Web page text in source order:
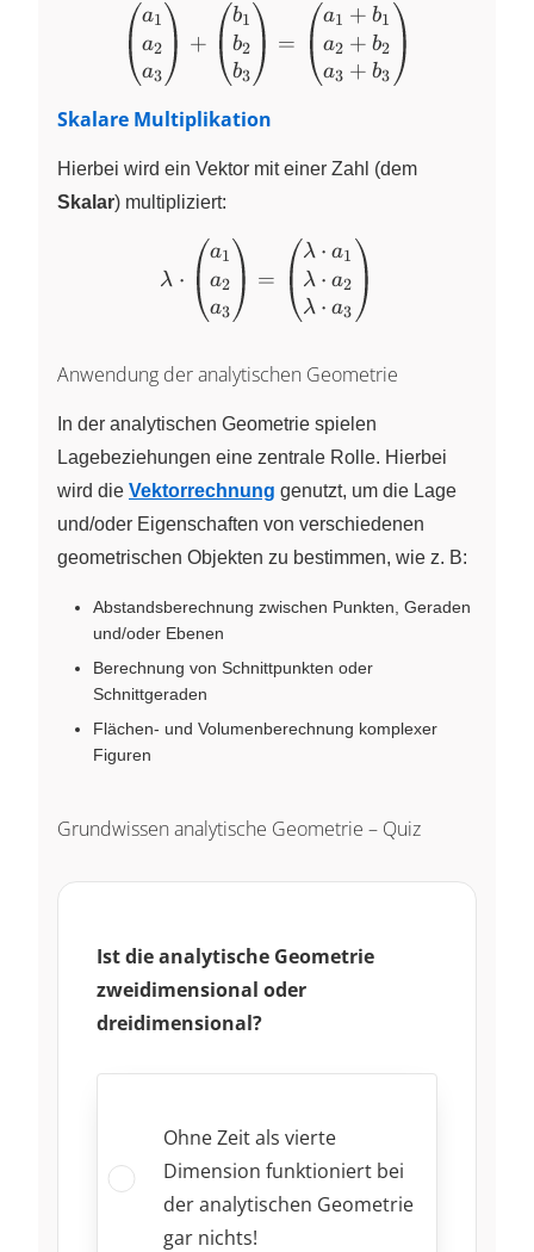
\begin{pmatrix} a_1 \\
a1
a2
a3
+
b1
b2
b3
=
a1 + b1
a2 + b2
a3 + b3
Skalare Multiplikation
Hierbei wird ein Vektor mit einer Zahl (dem
Skalar) multipliziert:
\lambda \cdot
λ ⋅
a1
a2
a3
=
λ ⋅ a1
λ ⋅ a2
λ ⋅ a3
Anwendung der analytischen Geometrie
In der analytischen Geometrie spielen
Lagebeziehungen eine zentrale Rolle. Hierbei
wird die Vektorrechnung genutzt, um die Lage
und/oder Eigenschaften von verschiedenen
geometrischen Objekten zu bestimmen, wie z. B:
Abstandsberechnung zwischen Punkten, Geraden
und/oder Ebenen
Berechnung von Schnittpunkten oder
Schnittgeraden
Flächen- und Volumenberechnung komplexer
Figuren
Grundwissen analytische Geometrie – Quiz
Ist die analytische Geometrie
zweidimensional oder
dreidimensional?
Ohne Zeit als vierte
Dimension funktioniert bei
der analytischen Geometrie
gar nichts!